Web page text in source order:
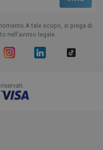
tale scopo, si prega di
nell'avviso legale.